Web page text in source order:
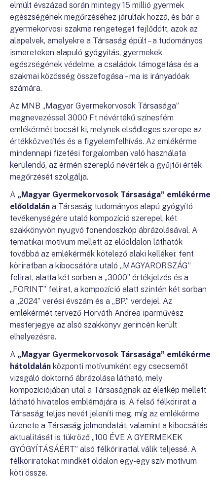
elmúlt évszázad során mintegy 15 millió gyermek
egészségének megőrzéséhez járultak hozzá, és bár a
gyermekorvosi szakma rengeteget fejlődött, azok az
alapelvek, amelyekre a Társaság épült – a tudományos
ismereteken alapuló gyógyítás, gyermekek
egészségének védelme, a családok támogatása és a
szakmai közösség összefogása – ma is irányadóak
számára.
Az MNB „Magyar Gyermekorvosok Társasága”
megnevezéssel 3000 Ft névértékű színesfém
emlékérmét bocsát ki, melynek elsődleges szerepe az
értékközvetítés és a figyelemfelhívás. Az emlékérme
mindennapi fizetési forgalomban való használata
kerülendő, az érmén szereplő névérték a gyűjtői érték
megőrzését szolgálja.
A „Magyar Gyermekorvosok Társasága” emlékérme
előoldalán a Társaság tudományos alapú gyógyító
tevékenységére utaló kompozíció szerepel, két
szakkönyvön nyugvó fonendoszkóp ábrázolásával. A
tematikai motívum mellett az előoldalon láthatók
továbbá az emlékérmék kötelező alaki kellékei: fent
köriratban a kibocsátóra utaló „MAGYARORSZÁG”
felirat, alatta két sorban a „3000” értékjelzés és a
„FORINT” felirat, a kompozíció alatt szintén két sorban
a „2024” verési évszám és a „BP.” verdejel. Az
emlékérmét tervező Horváth Andrea iparművész
mesterjegye az alsó szakkönyv gerincén került
elhelyezésre.
A „Magyar Gyermekorvosok Társasága” emlékérme
hátoldalán központi motívumként egy csecsemőt
vizsgáló doktornő ábrázolása látható, mely
kompozíciójában utal a Társaságnak az életkép mellett
látható hivatalos emblémájára is. A felső félkörirat a
Társaság teljes nevét jeleníti meg, míg az emlékérme
üzenete a Társaság jelmondatát, valamint a kibocsátás
aktualitását is tükröző „100 ÉVE A GYERMEKEK
GYÓGYÍTÁSÁÉRT” alsó félkörirattal válik teljessé. A
félköriratokat mindkét oldalon egy-egy szív motívum
köti össze.